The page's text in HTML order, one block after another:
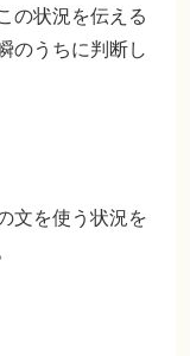
の状況を伝える
のうちに判断し
文を使う状況を